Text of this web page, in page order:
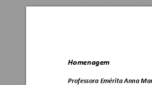
Homenagem
Professora Emérita Anna